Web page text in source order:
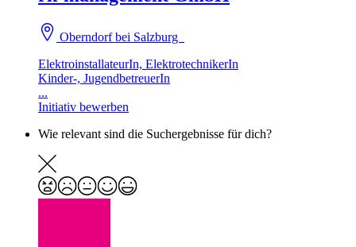
Oberndorf bei Salzburg
ElektroinstallateurIn, ElektrotechnikerIn
Kinder-, JugendbetreuerIn
...
Initiativ bewerben
Wie relevant sind die Suchergebnisse für dich?